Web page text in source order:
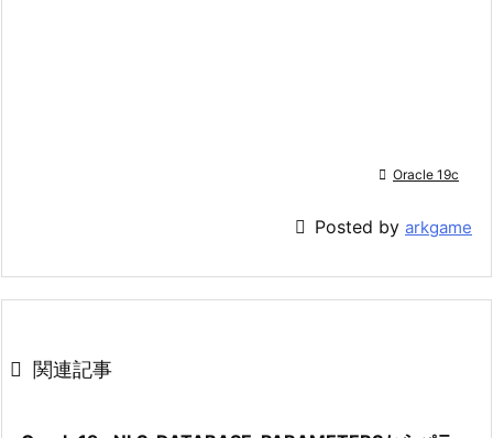
 Oracle 19c
 Posted by arkgame
 関連記事